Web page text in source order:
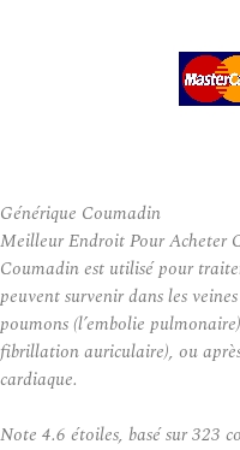
Générique Coumadin
Meilleur Endroit Pour Acheter
Coumadin est utilisé pour
peuvent survenir dans les
poumons (l’embolie
fibrillation auriculaire), ou
cardiaque.
Note 4.6 étoiles, basé sur323